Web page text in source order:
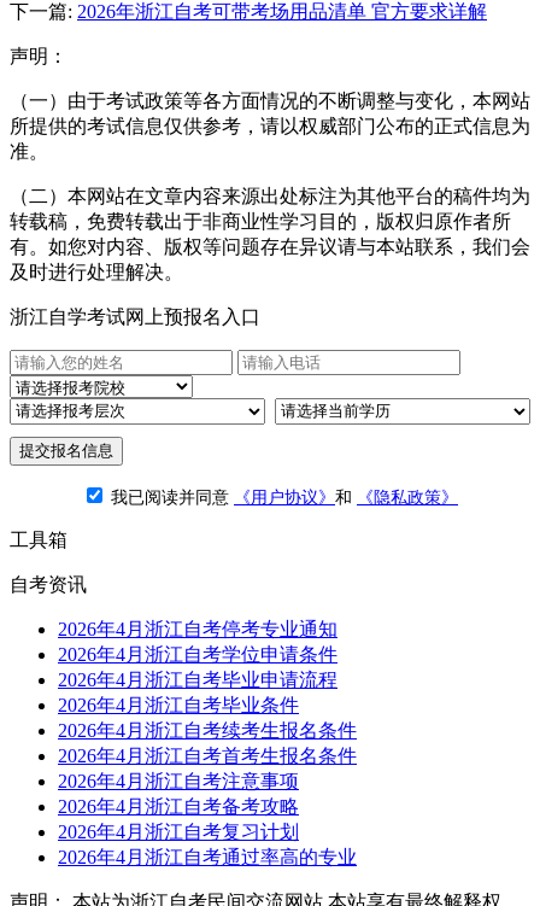
下一篇: 2026年浙江自考可带考场用品清单 官方要求详解
声明：
（一）由于考试政策等各方面情况的不断调整与变化，本网站
所提供的考试信息仅供参考，请以权威部门公布的正式信息为
准。
（二）本网站在文章内容来源出处标注为其他平台的稿件均为
转载稿，免费转载出于非商业性学习目的，版权归原作者所
有。如您对内容、版权等问题存在异议请与本站联系，我们会
及时进行处理解决。
浙江自学考试网上预报名入口
提交报名信息
我已阅读并同意 《用户协议》 和 《隐私政策》
工具箱
自考资讯
2026年4月浙江自考停考专业通知
2026年4月浙江自考学位申请条件
2026年4月浙江自考毕业申请流程
2026年4月浙江自考毕业条件
2026年4月浙江自考续考生报名条件
2026年4月浙江自考首考生报名条件
2026年4月浙江自考注意事项
2026年4月浙江自考备考攻略
2026年4月浙江自考复习计划
2026年4月浙江自考通过率高的专业
声明： 本站为浙江自考民间交流网站 本站享有最终解释权